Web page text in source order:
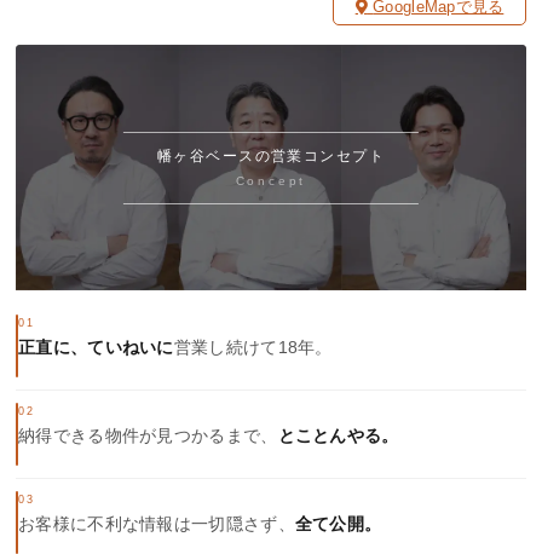
GoogleMapで見る
幡ヶ谷ベースの営業コンセプト
Concept
01
正直に、ていねいに営業し続けて18年。
02
納得できる物件が見つかるまで、 とことんやる。
03
お客様に不利な情報は一切隠さず、 全て公開。